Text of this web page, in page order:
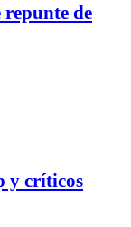
de
y críticos